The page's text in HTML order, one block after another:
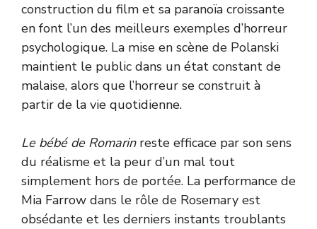
construction du film et sa paranoïa croissante
en font l’un des meilleurs exemples d’horreur
psychologique. La mise en scène de Polanski
maintient le public dans un état constant de
malaise, alors que l’horreur se construit à
partir de la vie quotidienne.
Le bébé de Romarinreste efficace par son sens
du réalisme et la peur d’un mal tout
simplement hors de portée. La performance de
Mia Farrow dans le rôle de Rosemary est
obsédante et les derniers instants troublants